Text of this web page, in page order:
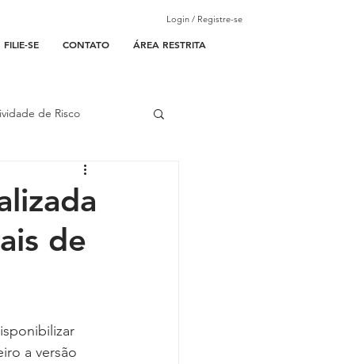
FILIE-SE CONTATO ÁREA RESTRITA
Login / Registre-se
de Risco
de
a versão